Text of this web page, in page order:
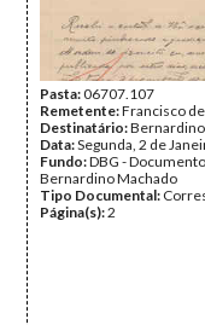
Pasta:06707.107
Remetente:Francisco
Destinatário:
Data:Segunda, 2 de
Fundo:DBG -
Bernardino Machado
Tipo Documental:
Página(s):2